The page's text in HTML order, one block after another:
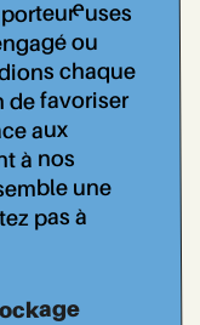
ou
chaque
de favoriser
aux
à nos
une
pas à